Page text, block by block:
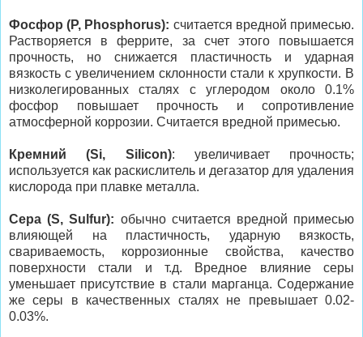
Фосфор (P, Phosphorus): считается вредной примесью.
Растворяется в феррите, за счет этого повышается
прочность, но снижается пластичность и ударная
вязкость с увеличением склонности стали к хрупкости. В
низколегированных сталях с углеродом около 0.1%
фосфор повышает прочность и сопротивление
атмосферной коррозии. Считается вредной примесью.
Кремний (Si, Silicon): увеличивает прочность;
используется как раскислитель и дегазатор для удаления
кислорода при плавке металла.
Сера (S, Sulfur): обычно считается вредной примесью
влияющей на пластичность, ударную вязкость,
свариваемость, коррозионные свойства, качество
поверхности стали и т.д. Вредное влияние серы
уменьшает присутствие в стали марганца. Содержание
же серы в качественных сталях не превышает 0.02-
0.03%.